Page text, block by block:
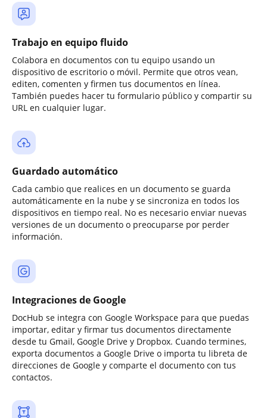
Trabajo en equipo fluido
Colabora en documentos con tu equipo usando un
dispositivo de escritorio o móvil. Permite que otros vean,
editen, comenten y firmen tus documentos en línea.
También puedes hacer tu formulario público y compartir su
URL en cualquier lugar.
Guardado automático
Cada cambio que realices en un documento se guarda
automáticamente en la nube y se sincroniza en todos los
dispositivos en tiempo real. No es necesario enviar nuevas
versiones de un documento o preocuparse por perder
información.
Integraciones de Google
DocHub se integra con Google Workspace para que puedas
importar, editar y firmar tus documentos directamente
desde tu Gmail, Google Drive y Dropbox. Cuando termines,
exporta documentos a Google Drive o importa tu libreta de
direcciones de Google y comparte el documento con tus
contactos.